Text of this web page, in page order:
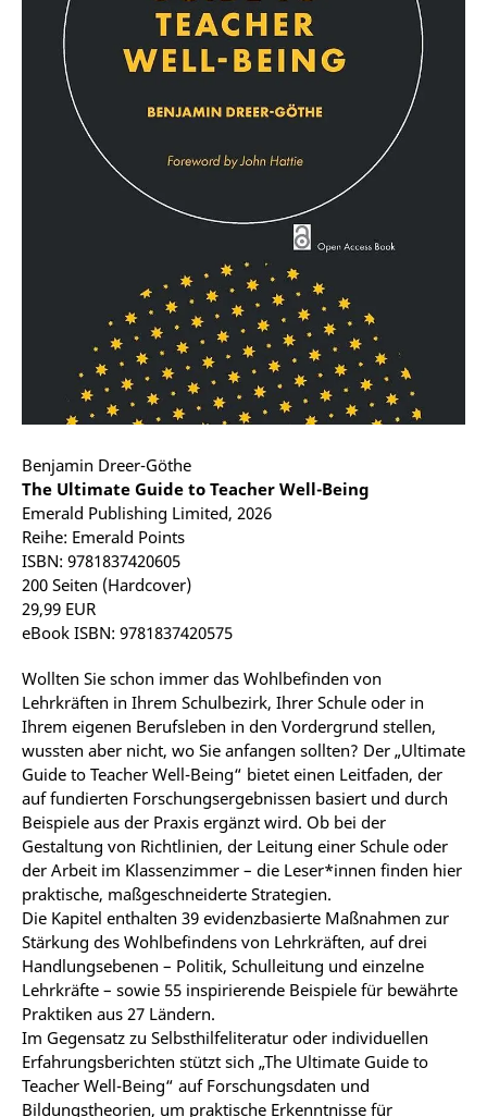
Benjamin Dreer-Göthe
The Ultimate Guide to Teacher Well-Being
Emerald Publishing Limited, 2026
Reihe: Emerald Points
ISBN: 9781837420605
200 Seiten (Hardcover)
29,99 EUR
eBook ISBN: 9781837420575
Wollten Sie schon immer das Wohlbefinden von
Lehrkräften in Ihrem Schulbezirk, Ihrer Schule oder in
Ihrem eigenen Berufsleben in den Vordergrund stellen,
wussten aber nicht, wo Sie anfangen sollten? Der „Ultimate
Guide to Teacher Well-Being“ bietet einen Leitfaden, der
auf fundierten Forschungsergebnissen basiert und durch
Beispiele aus der Praxis ergänzt wird. Ob bei der
Gestaltung von Richtlinien, der Leitung einer Schule oder
der Arbeit im Klassenzimmer – die Leser*innen finden hier
praktische, maßgeschneiderte Strategien.
Die Kapitel enthalten 39 evidenzbasierte Maßnahmen zur
Stärkung des Wohlbefindens von Lehrkräften, auf drei
Handlungsebenen – Politik, Schulleitung und einzelne
Lehrkräfte – sowie 55 inspirierende Beispiele für bewährte
Praktiken aus 27 Ländern.
Im Gegensatz zu Selbsthilfeliteratur oder individuellen
Erfahrungsberichten stützt sich „The Ultimate Guide to
Teacher Well-Being“ auf Forschungsdaten und
Bildungstheorien, um praktische Erkenntnisse für